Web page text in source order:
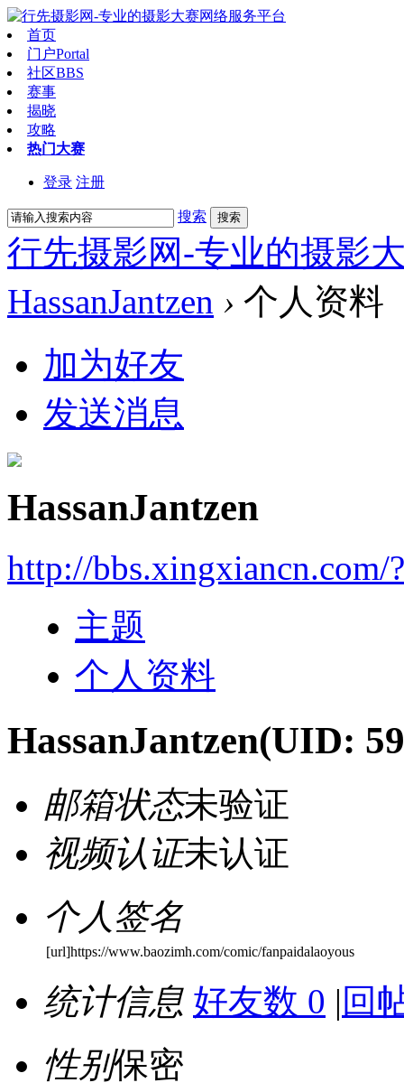
首页
门户Portal
社区BBS
赛事
揭晓
攻略
热门大赛
登录 注册
搜索 搜索
行先摄影网-专业的摄影
HassanJantzen › 个人资料
加为好友
发送消息
HassanJantzen
http://bbs.xingxiancn.com/
主题
个人资料
HassanJantzen(UID:
邮箱状态未验证
视频认证未认证
个人签名
[url]https://www.baozimh.com/comic/fanpaidalaoyous
统计信息 好友数 0 | 回
性别保密